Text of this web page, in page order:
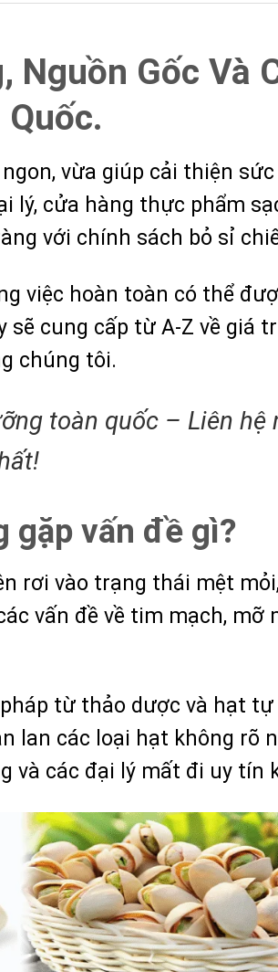
Nguồn Gốc Và
vừa giúp cải thiện
lý, cửa hàng thực phẩm
với chính sách bỏ sỉ
việc hoàn toàn có thể
cung cấp từ A-Z về giá
chúng tôi.
toàn quốc – Liên hệ
gặp vấn đề gì?
rơi vào trạng thái mệt
vấn đề về tim mạch, mỡ
từ thảo dược và hạt
lan các loại hạt không rõ
và các đại lý mất đi uy tín